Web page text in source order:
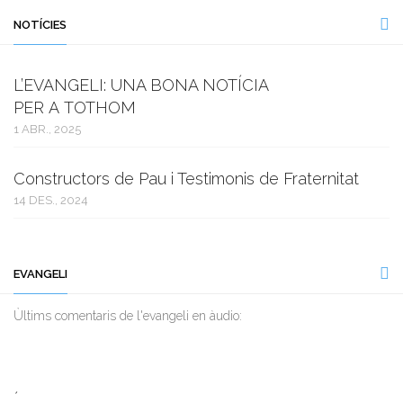
NOTÍCIES
L’EVANGELI: UNA BONA NOTÍCIA
PER A TOTHOM
1 ABR., 2025
Constructors de Pau i Testimonis de Fraternitat
14 DES., 2024
EVANGELI
Ùltims comentaris de l'evangeli en àudio: